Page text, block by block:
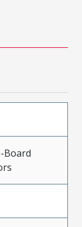
Board